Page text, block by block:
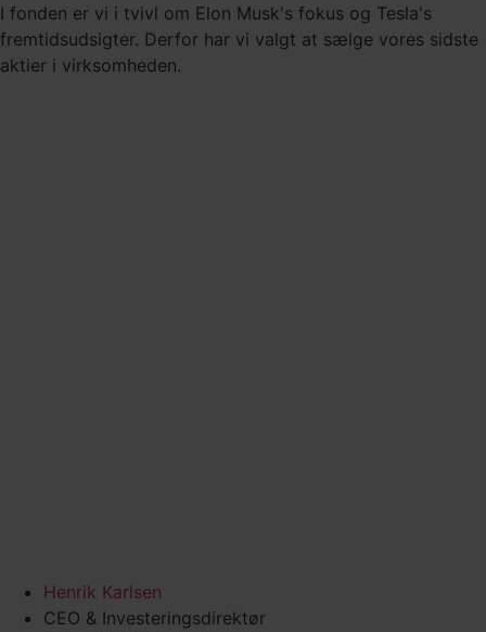
I fonden er vi i tvivl om Elon Musk's fokus og Tesla's
fremtidsudsigter. Derfor har vi valgt at sælge vores sidste
aktier i virksomheden.
Henrik Karlsen
CEO & Investeringsdirektør